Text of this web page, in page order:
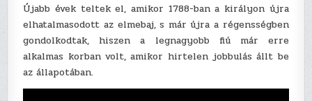
Újabb évek teltek el, amikor 1788-ban a királyon újra
elhatalmasodott az elmebaj, s már újra a régensségben
gondolkodtak, hiszen a legnagyobb fiú már erre
alkalmas korban volt, amikor hirtelen jobbulás állt be
az állapotában.